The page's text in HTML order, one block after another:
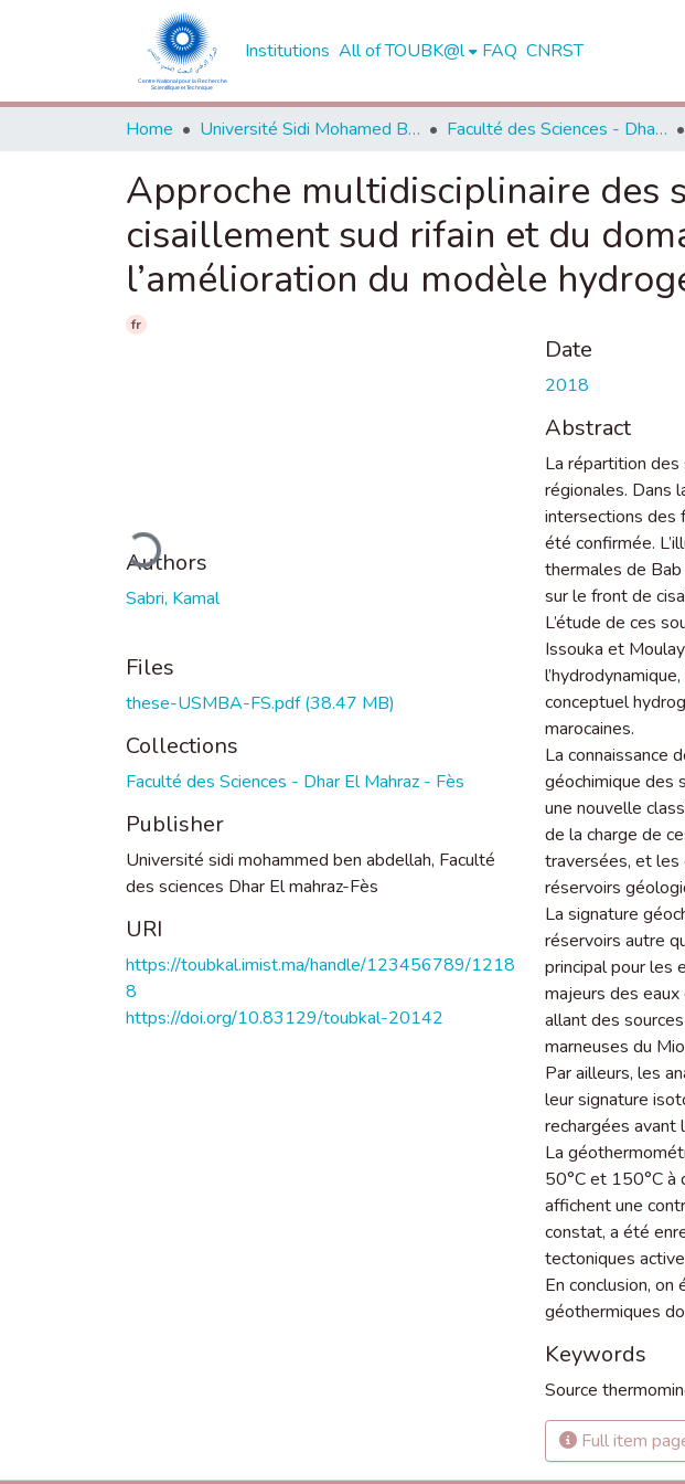
Institutions All of TOUBK@l FAQ CNRST
Home Université Sidi Mohamed Ben Abdellah de Fès Faculté des Sciences - Dhar El Mahraz - Fès
Approche multidisciplinaire des
cisaillement sud rifain et du
l’amélioration du modèle
fr
Loading...
Authors
Sabri, Kamal
Files
these-USMBA-FS.pdf(38.47 MB)
Collections
Faculté des Sciences - Dhar El Mahraz - Fès
Publisher
Université sidi mohammed ben abdellah, Faculté
des sciences Dhar El mahraz-Fès
URI
https://toubkal.imist.ma/handle/123456789/1218
8
https://doi.org/10.83129/toubkal-20142
Date
2018
Abstract
La répartition
régionales. Dans
intersections des
été confirmée.
thermales de Bab
sur le front de
L’étude de ces
Issouka et
conceptuel
marocaines.
La connaissance
géochimique des
une nouvelle
de la charge de
traversées, et les
réservoirs
La signature
réservoirs autre
principal pour les
majeurs des
allant des
marneuses du
Par ailleurs, les
leur signature
rechargées
La
50°C et 150°C à
affichent une
constat, a été
tectoniques
En conclusion,
géothermiques
Keywords
Source
Full item